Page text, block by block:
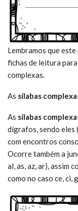
Lembramos que
fichas de leitura
complexas.
As sílabas
As sílabas
dígrafos, sendo eles
com encontros
Ocorre também a
al, as, az, ar), assim
como no caso ce, ci,